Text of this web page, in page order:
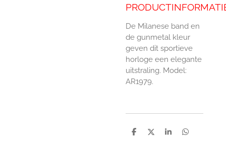
De Milanese band en
de gunmetal kleur
geven dit sportieve
horloge een elegante
uitstraling. Model:
AR1979.
D
D
S
D